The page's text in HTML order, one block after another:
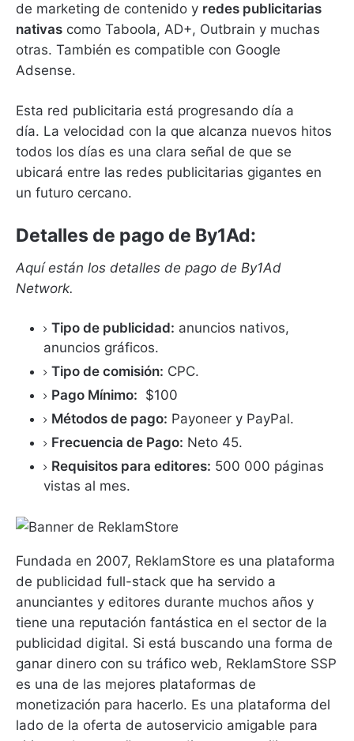
de marketing de contenido y redes publicitarias
nativas como Taboola, AD+, Outbrain y muchas
otras. También es compatible con Google
Adsense.
Esta red publicitaria está progresando día a
día. La velocidad con la que alcanza nuevos hitos
todos los días es una clara señal de que se
ubicará entre las redes publicitarias gigantes en
un futuro cercano.
Detalles de pago de By1Ad:
Aquí están los detalles de pago de By1Ad
Network.
Tipo de publicidad: anuncios nativos,
anuncios gráficos.
Tipo de comisión: CPC.
Pago Mínimo: $100
Métodos de pago: Payoneer y PayPal.
Frecuencia de Pago: Neto 45.
Requisitos para editores: 500 000 páginas
vistas al mes.
Fundada en 2007, ReklamStore es una plataforma
de publicidad full-stack que ha servido a
anunciantes y editores durante muchos años y
tiene una reputación fantástica en el sector de la
publicidad digital. Si está buscando una forma de
ganar dinero con su tráfico web, ReklamStore SSP
es una de las mejores plataformas de
monetización para hacerlo. Es una plataforma del
lado de la oferta de autoservicio amigable para